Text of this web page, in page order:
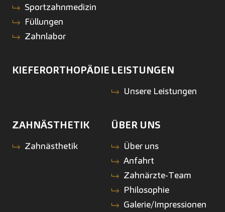
Sportzahnmedizin
Füllungen
Zahnlabor
KIEFERORTHOPÄDIE LEISTUNGEN
Unsere Leistungen
ZAHNÄSTHETIK
Zahnästhetik
ÜBER UNS
Über uns
Anfahrt
Zahnärzte-Team
Philosophie
Galerie/Impressionen